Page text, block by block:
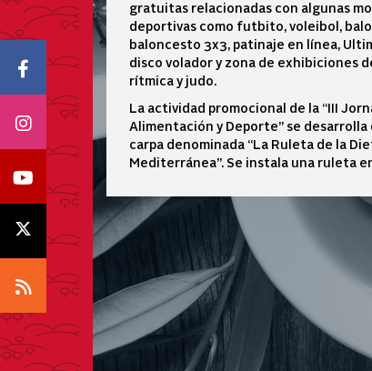
Icono Facebook
Icono Instagram
Icono Youtube
Icono X
Icono RSS
gratuitas relacionadas con algunas
deportivas como futbito, voleibol,
baloncesto 3x3, patinaje en línea,
disco volador y zona de exhibiciones
rítmica y judo.
La actividad promocional de la “III
Alimentación y Deporte” se
carpa denominada “La Ruleta de la
Mediterránea”. Se instala una ruleta